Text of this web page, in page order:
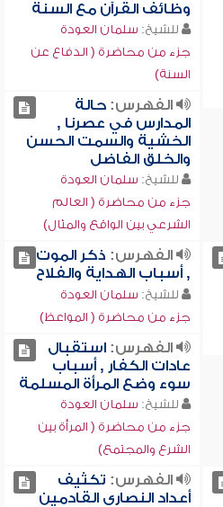
وظائف القرآن مع السنة
للشيخ: سلمان العودة
جزء من محاضرة ( الدفاع عن
السنة)
الفهرس:حالة
المدارس في عصرنا ,
الخشية والسمت الحسن
والخلق الفاضل
للشيخ: سلمان العودة
جزء من محاضرة ( العالم
الشرعي بين الواقع والمثال)
الفهرس: ذكر الموت
, أسباب الهداية والفلاح
للشيخ: سلمان العودة
جزء من محاضرة ( المواعظ)
الفهرس:استقبال
عادات الكفار , أسباب
سوء وضع المرأة المسلمة
للشيخ: سلمان العودة
جزء من محاضرة ( المرأة بين
الشرع والمجتمع)
الفهرس: تكثيف
أعداد النصارى القادمين